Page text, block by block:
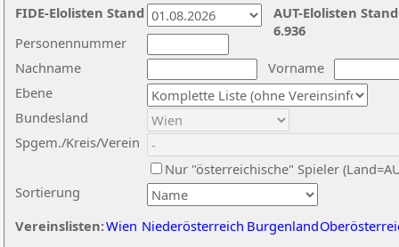
Nachname
Vorname
Ebene
Sortierung
Personennummer
Bundesland
Spgem./Kreis/Verein
Nur "österreichische" Spieler
Vereinslisten:Wien Niederösterreich Burgenland
AUT-Elolisten
6.936
FIDE-Elolisten Stand